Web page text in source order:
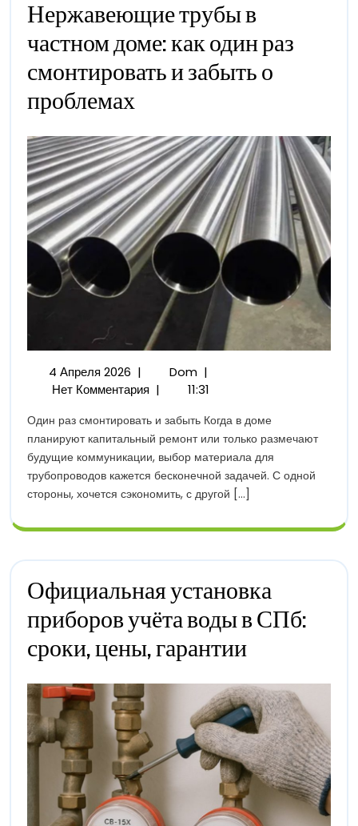
Нержавеющие трубы в
частном доме: как один раз
смонтировать и забыть о
проблемахТрубы
Частном
Доме:
Как
Один
Раз
Смонтировать
И
Забыть
О
Проблемах
4 Апреля 20264
Апреля
| DomНержавеющие
Трубы
Частном
Доме:
Как
Один
Раз
И
О
|
Нет Комментария | 11:31
Один раз смонтировать и забыть Когда в доме
планируют капитальный ремонт или только размечают
будущие коммуникации, выбор материала для
трубопроводов кажется бесконечной задачей. С одной
стороны, хочется сэкономить, с другой [...]
Официальная установка
приборов учёта воды в СПб:
сроки, цены, гарантииУстановка
Учёта
Воды
В
СПб:
Сроки,
Цены,
Гарантии